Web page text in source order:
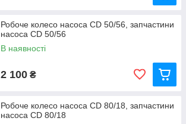
Робоче колесо насоса CD 50/56, запчастини
насоса CD 50/56
В наявності
2 100 ₴
Робоче колесо насоса CD 80/18, запчастини
насоса CD 80/18